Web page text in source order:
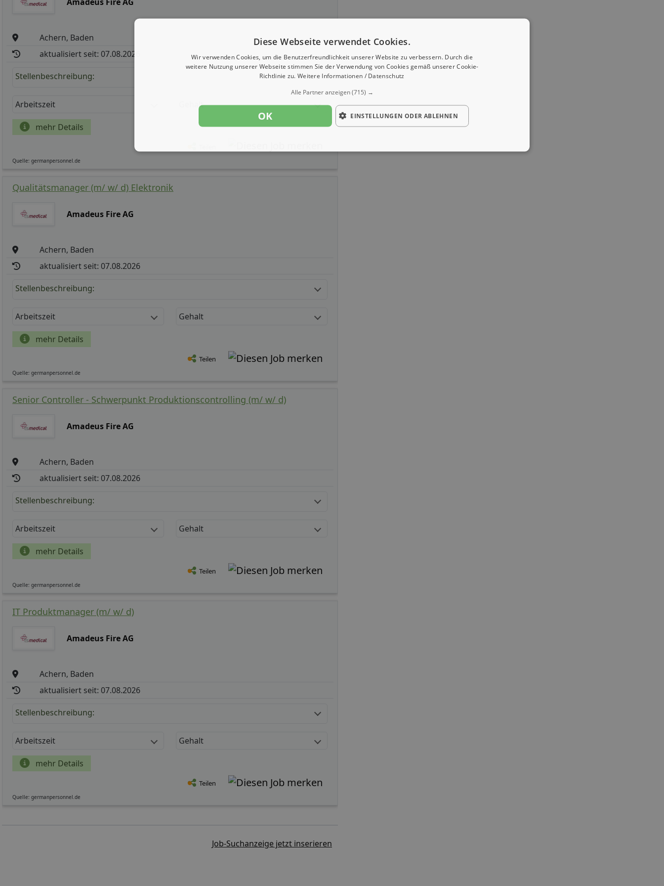
Achern, Baden
aktualisiert seit: 07.08.2026
Stellenbeschreibung:
Arbeitszeit Gehalt
mehr Details
Quelle: germanpersonnel.de
Qualitätsmanager (m/ w/ d) Elektronik
Amadeus Fire AG
Achern, Baden
aktualisiert seit: 07.08.2026
Stellenbeschreibung:
Arbeitszeit Gehalt
mehr Details
Teilen
Quelle: germanpersonnel.de
Senior Controller - Schwerpunkt Produktionscontrolling (m/ w/ d)
Amadeus Fire AG
Achern, Baden
aktualisiert seit: 07.08.2026
Stellenbeschreibung:
Arbeitszeit Gehalt
mehr Details
Teilen
Quelle: germanpersonnel.de
IT Produktmanager (m/ w/ d)
Amadeus Fire AG
Achern, Baden
aktualisiert seit: 07.08.2026
Stellenbeschreibung:
Arbeitszeit Gehalt
mehr Details
Teilen
Quelle: germanpersonnel.de
Job-Suchanzeige jetzt inserieren
Diese Webseite verwendet Cookies.
Wir verwenden Cookies, um die Benutzerfreundlichkeit unserer Website zu verbessern. Durch die
weitere Nutzung unserer Webseite stimmen Sie der Verwendung von Cookies gemäß unserer Cookie-
Richtlinie zu. Weitere Informationen / Datenschutz
Alle Partner anzeigen(715) →
OK EINSTELLUNGEN ODER ABLEHNEN